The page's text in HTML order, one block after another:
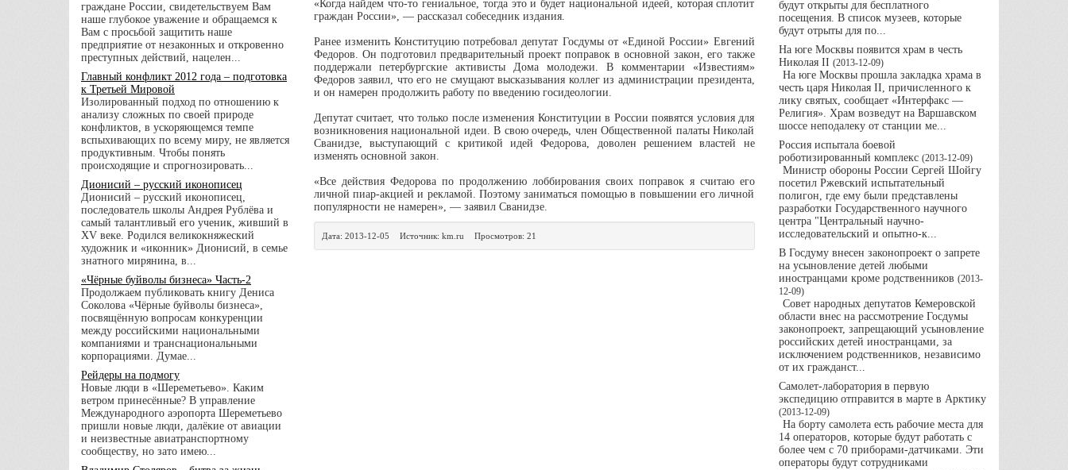
граждане России, свидетельствуем Вам
наше глубокое уважение и обращаемся к
Вам с просьбой защитить наше
предприятие от незаконных и откровенно
преступных действий, нацелен...
Главный конфликт 2012 года – подготовка
к Третьей Мировой
Изолированный подход по отношению к
анализу сложных по своей природе
конфликтов, в ускоряющемся темпе
вспыхивающих по всему миру, не является
продуктивным. Чтобы понять
происходящие и спрогнозировать...
Дионисий – русский иконописец
Дионисий – русский иконописец,
последователь школы Андрея Рублёва и
самый талантливый его ученик, живший в
XV веке. Родился великокняжеский
художник и «иконник» Дионисий, в семье
знатного мирянина, в...
«Чёрные буйволы бизнеса» Часть-2
Продолжаем публиковать книгу Дениса
Соколова «Чёрные буйволы бизнеса»,
посвящённую вопросам конкуренции
между российскими национальными
компаниями и транснациональными
корпорациями. Думае...
Рейдеры на подмогу
Новые люди в «Шереметьево». Каким
ветром принесённые? В управление
Международного аэропорта Шереметьево
пришли новые люди, далёкие от авиации
и неизвестные авиатранспортному
сообществу, но зато имею...
«Когда найдем что-то гениальное, тогда это и будет национальной идеей, которая сплотит
граждан России», — рассказал собеседник издания.
Ранее изменить Конституцию потребовал депутат Госдумы от «Единой России» Евгений
Федоров. Он подготовил предварительный проект поправок в основной закон, его также
поддержали петербургские активисты Дома молодежи. В комментарии «Известиям»
Федоров заявил, что его не смущают высказывания коллег из администрации президента,
и он намерен продолжить работу по введению госидеологии.
Депутат считает, что только после изменения Конституции в России появятся условия для
возникновения национальной идеи. В свою очередь, член Общественной палаты Николай
Сванидзе, выступающий с критикой идей Федорова, доволен решением властей не
изменять основной закон.
«Все действия Федорова по продолжению лоббирования своих поправок я считаю его
личной пиар-акцией и рекламой. Поэтому заниматься помощью в повышении его личной
популярности не намерен», — заявил Сванидзе.
Дата: 2013-12-05 Источник: km.ru Просмотров: 21
будут открыты для бесплатного
посещения. В список музеев, которые
будут отрыты для по...
На юге Москвы появится храм в честь
Николая II (2013-12-09)
На юге Москвы прошла закладка храма в
честь царя Николая II, причисленного к
лику святых, сообщает «Интерфакс —
Религия». Храм возведут на Варшавском
шоссе неподалеку от станции ме...
Россия испытала боевой
роботизированный комплекс (2013-12-09)
Министр обороны России Сергей Шойгу
посетил Ржевский испытательный
полигон, где ему были представлены
разработки Государственного научного
центра "Центральный научно-
исследовательский и опытно-к...
В Госдуму внесен законопроект о запрете
на усыновление детей любыми
иностранцами кроме родственников (2013-
12-09)
Совет народных депутатов Кемеровской
области внес на рассмотрение Госдумы
законопроект, запрещающий усыновление
российских детей иностранцами, за
исключением родственников, независимо
от их гражданст...
Самолет-лаборатория в первую
экспедицию отправится в марте в Арктику
(2013-12-09)
На борту самолета есть рабочие места для
14 операторов, которые будут работать с
более чем с 70 приборами-датчиками. Эти
операторы будут сотрудниками